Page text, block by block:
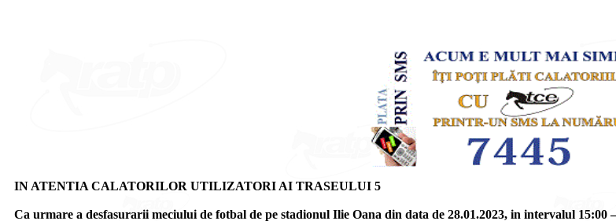
IN ATENTIA CALATORILOR UTILIZATORI AI TRASEULUI 5
Ca urmare a desfasurarii meciului de fotbal de pe stadionul Ilie Oana din data de 28.01.2023, in intervalul